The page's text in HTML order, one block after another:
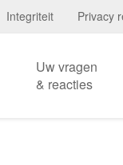
Integriteit Privacy
Uw vragen
& reacties